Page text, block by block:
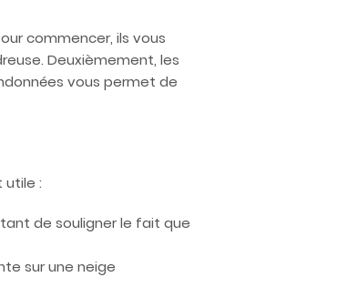
commencer, ils vous
Deuxièmement, les
vous permet de
utile :
de souligner le fait que
sur une neige